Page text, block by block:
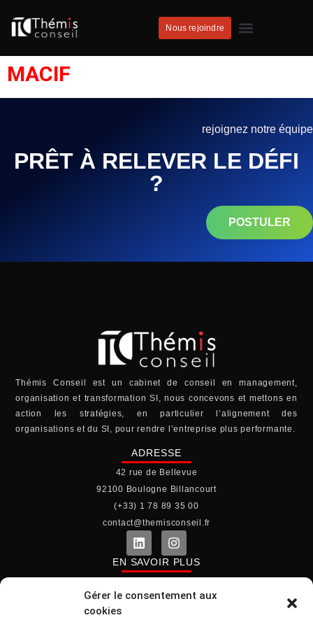
Gérer le consentement aux
cookies
Nous rejoindre
MACIF
rejoignez notre équipe
PRÊT À RELEVER LE DÉFI
?
POSTULER
Thémis Conseil est un cabinet de conseil en management,
organisation et transformation SI, nous concevons et mettons en
action les stratégies, en particulier l’alignement des
organisations et du SI, pour rendre l’entreprise plus performante.
ADRESSE
42 rue de Bellevue
92100 Boulogne Billancourt
(+33) 1 78 89 35 00
contact@themisconseil.fr
EN SAVOIR PLUS